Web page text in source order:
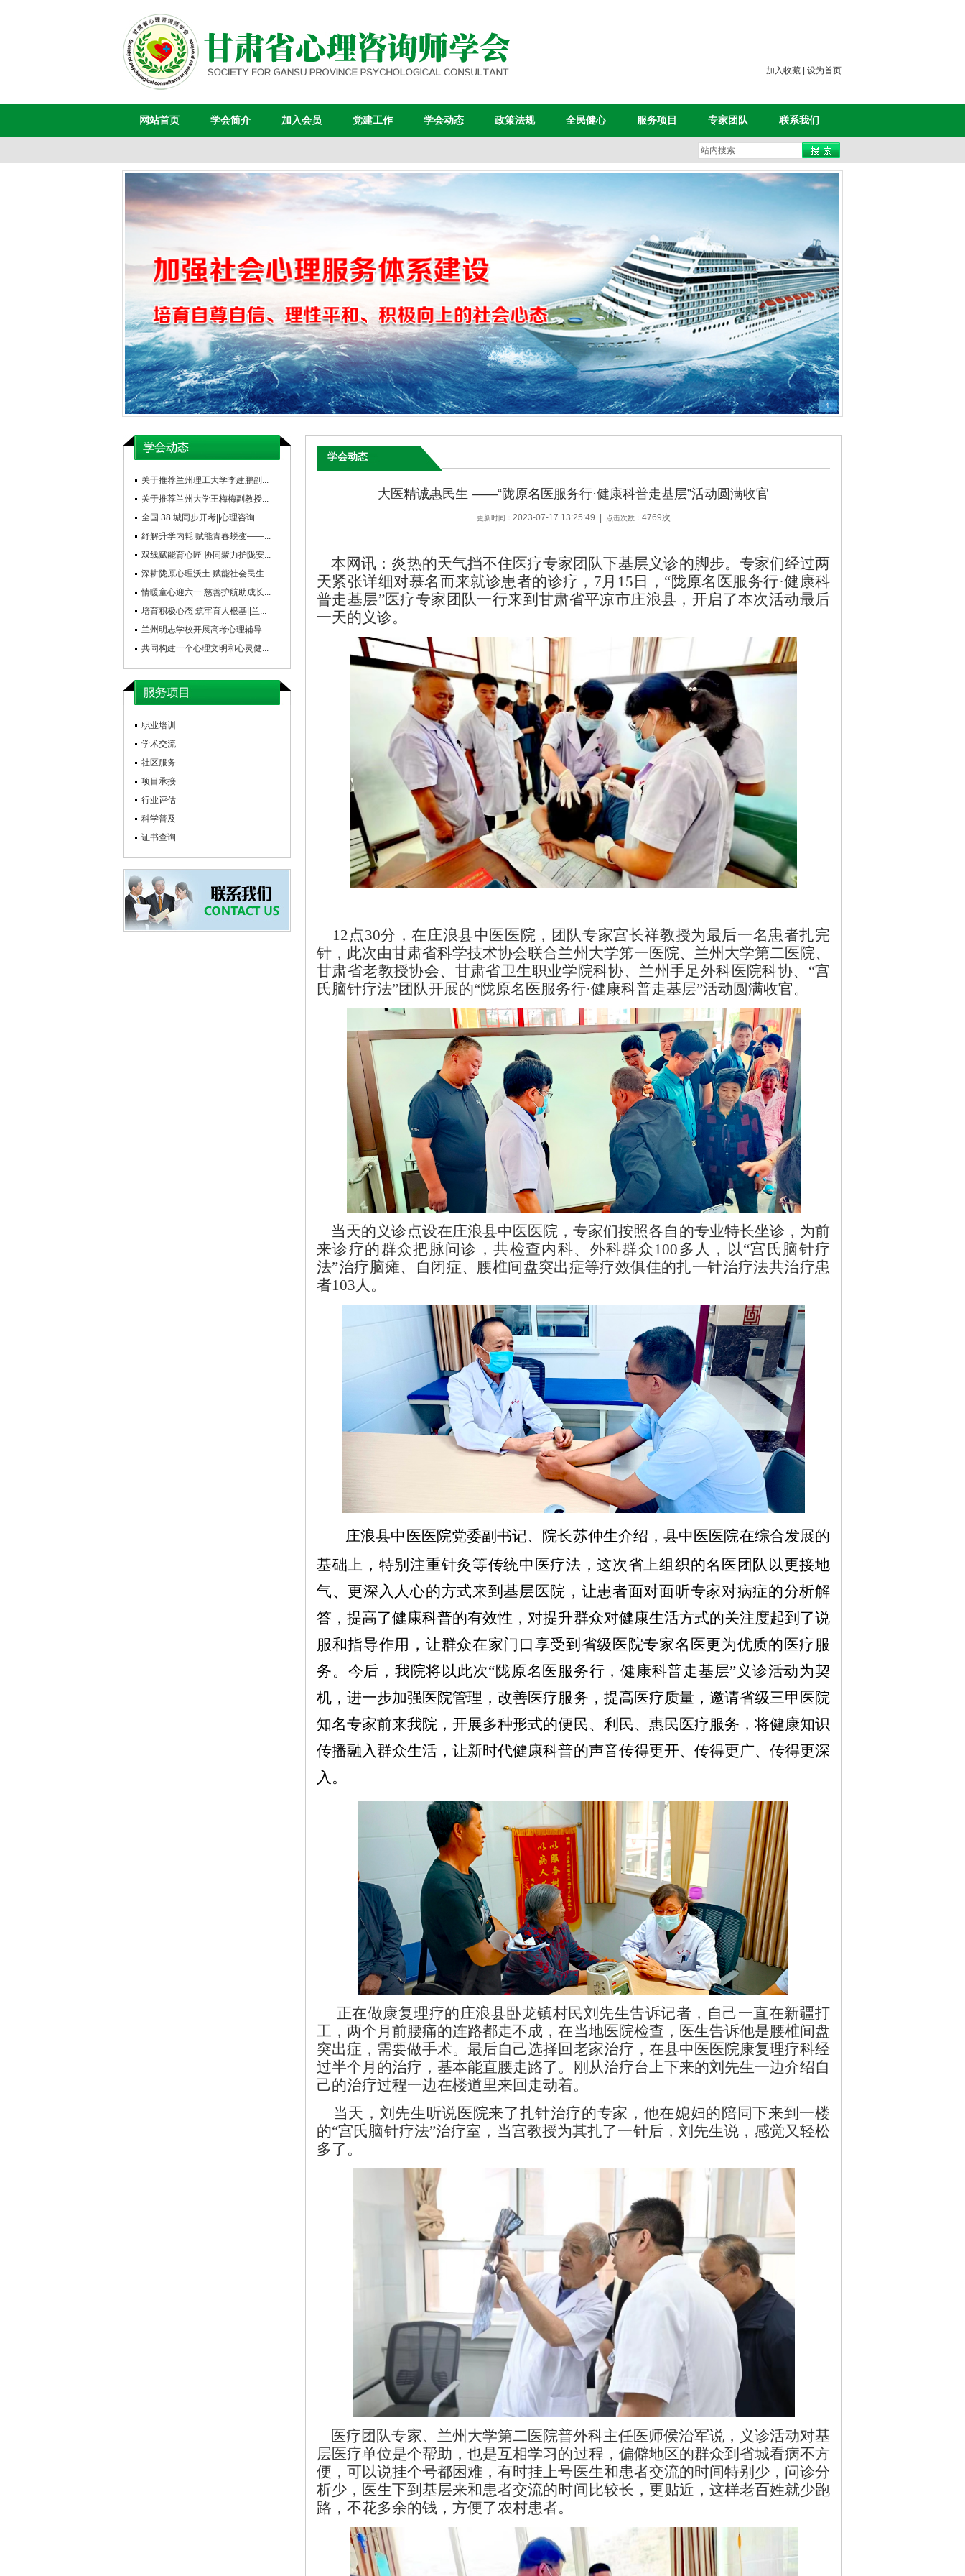
加入收藏 设为首页
网站首页 学会简介 加入会员 党建工作 学会动态 政策法规 全民健心 服务项目 专家团队 联系我们
1
关于推荐兰州理工大学李建鹏副...
关于推荐兰州大学王梅梅副教授...
全国 38 城同步开考||心理咨询...
纾解升学内耗 赋能青春蜕变——...
双线赋能育心匠 协同聚力护陇安...
深耕陇原心理沃土 赋能社会民生...
情暖童心迎六一 慈善护航助成长...
培育积极心态 筑牢育人根基||兰...
兰州明志学校开展高考心理辅导...
共同构建一个心理文明和心灵健...
职业培训
学术交流
社区服务
项目承接
行业评估
科学普及
证书查询
学会动态
大医精诚惠民生 ——“陇原名医服务行·健康科普走基层”活动圆满收官
更新时间： 2023-07-17 13:25:49 | 点击次数： 4769次
本网讯： 炎热的天气挡不住医疗专家团队下基层义诊的脚步。专家们经过两
天紧张详细对慕名而来就诊患者的诊疗， 7月15日，“陇原名医服务行·健康科
普走基层”医疗专家团队一行来到甘肃省平凉市庄浪县，开启了本次活动最后
一天的义诊。
12点30分，在庄浪县中医医院，团队专家宫长祥教授为最后一名患者扎完
针，此次由甘肃省科学技术协会联合兰州大学笫一医院、兰州大学第二医院、
甘肃省老教授协会、甘肃省卫生职业学院科协、兰州手足外科医院科协、“宫
氏脑针疗法”团队开展的“陇原名医服务行·健康科普走基层”活动圆满收官。
当天的义诊点设在庄浪县中医医院，专家们按照各自的专业特长坐诊，为前
来诊疗的群众把脉问诊，共检查内科、外科群众100多人，以“宫氏脑针疗
法”治疗脑瘫、自闭症、腰椎间盘突出症等疗效俱佳的扎一针治疗法共治疗患
者103人。
庄浪县中医医院党委副书记、院长苏仲生介绍，县中医医院在综合发展的
基础上，特别注重针灸等传统中医疗法，这次省上组织的名医团队以更接地
气、更深入人心的方式来到基层医院，让患者面对面听专家对病症的分析解
答，提高了健康科普的有效性，对提升群众对健康生活方式的关注度起到了说
服和指导作用，让群众在家门口享受到省级医院专家名医更为优质的医疗服
务。今后，我院将以此次“陇原名医服务行，健康科普走基层”义诊活动为契
机，进一步加强医院管理，改善医疗服务，提高医疗质量，邀请省级三甲医院
知名专家前来我院，开展多种形式的便民、利民、惠民医疗服务，将健康知识
传播融入群众生活，让新时代健康科普的声音传得更开、传得更广、传得更深
入。
正在做康复理疗的庄浪县卧龙镇村民刘先生告诉记者，自己一直在新疆打
工，两个月前腰痛的连路都走不成，在当地医院检查，医生告诉他是腰椎间盘
突出症，需要做手术。最后自己选择回老家治疗，在县中医医院康复理疗科经
过半个月的治疗，基本能直腰走路了。刚从治疗台上下来的刘先生一边介绍自
己的治疗过程一边在楼道里来回走动着。
当天，刘先生听说医院来了扎针治疗的专家，他在媳妇的陪同下来到一楼
的“宫氏脑针疗法”治疗室，当宫教授为其扎了一针后，刘先生说，感觉又轻松
多了。
医疗团队专家、兰州大学第二医院普外科主任医师侯治军说，义诊活动对基
层医疗单位是个帮助，也是互相学习的过程，偏僻地区的群众到省城看病不方
便，可以说挂个号都困难，有时挂上号医生和患者交流的时间特别少，问诊分
析少，医生下到基层来和患者交流的时间比较长，更贴近，这样老百姓就少跑
路，不花多余的钱，方便了农村患者。